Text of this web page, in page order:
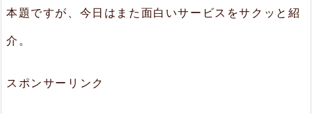
本題ですが、今日はまた面白いサービスをサクッと紹
介。
スポンサーリンク